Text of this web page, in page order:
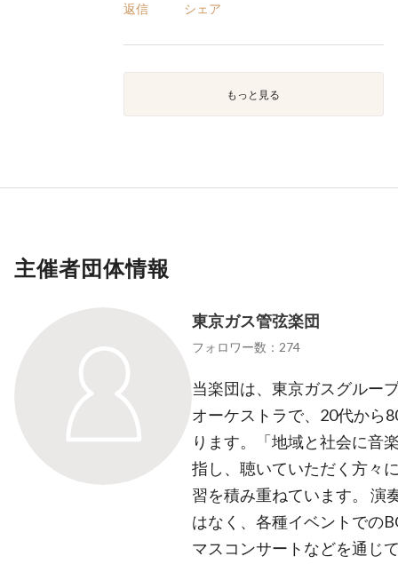
返信 シェア
もっと見る
主催者団体情報
東京ガス管弦楽団
フォロワー数：274
当楽団は、東京ガスグルー
オーケストラで、20代から
ります。「地域と社会に音
指し、聴いていただく方々
習を積み重ねています。 演
はなく、各種イベントでの
マスコンサートなどを通じ